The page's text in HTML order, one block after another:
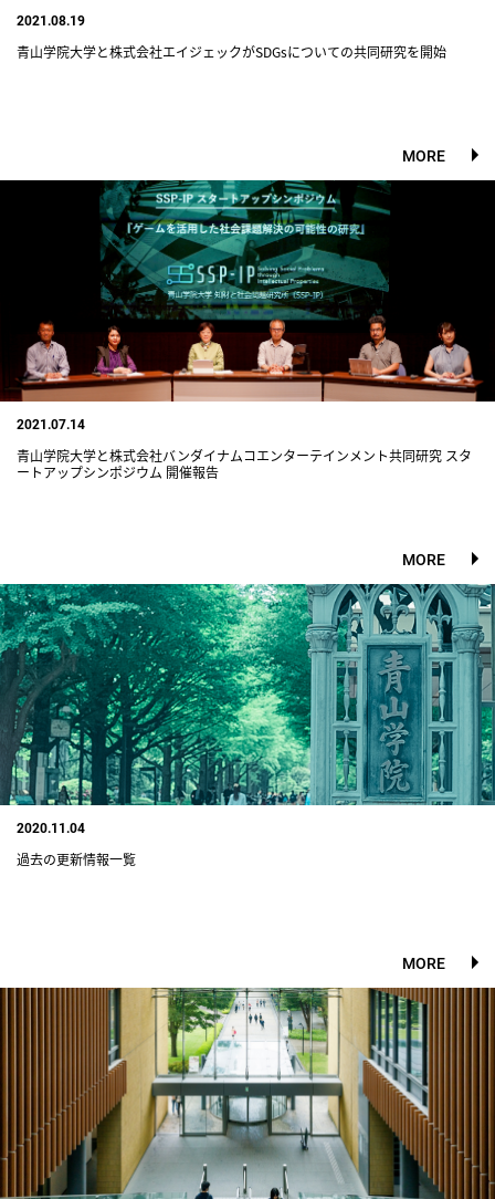
2021.08.19
青山学院大学と株式会社エイジェックがSDGsについての共同研究を開始
MORE
2021.07.14
青山学院大学と株式会社バンダイナムコエンターテインメント共同研究 スタ
ートアップシンポジウム 開催報告
MORE
2020.11.04
過去の更新情報一覧
MORE